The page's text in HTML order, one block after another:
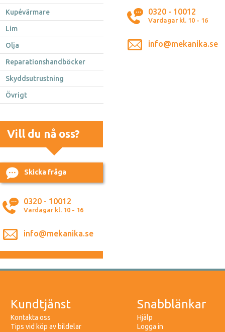
Kupévärmare
Lim
Olja
Reparationshandböcker
Skyddsutrustning
Övrigt
Vill du nå oss?
Skicka fråga
0320 - 10012
Vardagar kl. 10 - 16
info@mekanika.se
0320 - 10012
Vardagar kl. 10 - 16
info@mekanika.se
Kundtjänst
Kontakta oss
Tips vid köp av bildelar
Snabblänkar
Hjälp
Logga in